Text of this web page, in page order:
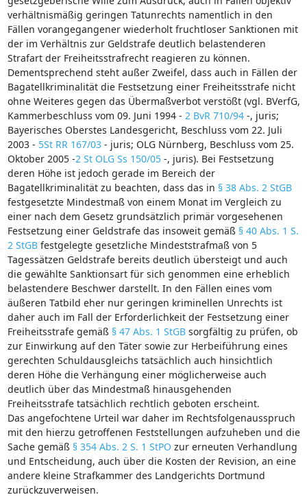
verhältnismäßig geringen Tatunrechts namentlich in den
Fällen vorangegangener wiederholt fruchtloser Sanktionen mit
der im Verhältnis zur Geldstrafe deutlich belastenderen
Strafart der Freiheitsstrafrecht reagieren zu können.
Dementsprechend steht außer Zweifel, dass auch in Fällen der
Bagatellkriminalität die Festsetzung einer Freiheitsstrafe nicht
ohne Weiteres gegen das Übermaßverbot verstößt (vgl. BVerfG,
Kammerbeschluss vom 09. Juni 1994 - 2 BvR 710/94-, juris;
Bayerisches Oberstes Landesgericht, Beschluss vom 22. Juli
2003 - 5St RR 167/03- juris; OLG Nürnberg, Beschluss vom 25.
Oktober 2005 -2 St OLG Ss 150/05-, juris). Bei Festsetzung
deren Höhe ist jedoch gerade im Bereich der
Bagatellkriminalität zu beachten, dass das in § 38 Abs. 2 StGB
festgesetzte Mindestmaß von einem Monat im Vergleich zu
einer nach dem Gesetz grundsätzlich primär vorgesehenen
Festsetzung einer Geldstrafe das insoweit gemäß § 40 Abs. 1 S.
2 StGBfestgelegte gesetzliche Mindeststrafmaß von 5
Tagessätzen Geldstrafe bereits deutlich übersteigt und auch
die gewählte Sanktionsart für sich genommen eine erheblich
belastendere Beschwer darstellt. In den Fällen eines vom
äußeren Tatbild eher nur geringen kriminellen Unrechts ist
daher auch im Fall der Erforderlichkeit der Festsetzung einer
Freiheitsstrafe gemäß § 47 Abs. 1 StGBsorgfältig zu prüfen, ob
zur Einwirkung auf den Täter sowie zur Herbeiführung eines
gerechten Schuldausgleichs tatsächlich auch hinsichtlich
deren Höhe die Verhängung einer möglicherweise auch
deutlich über das Mindestmaß hinausgehenden
Freiheitsstrafe tatsächlich rechtlich geboten erscheint.
Das angefochtene Urteil war daher im Rechtsfolgenausspruch
mit den hierzu getroffenen Feststellungen aufzuheben und die
Sache gemäß § 354 Abs. 2 S. 1 StPO zur erneuten Verhandlung
und Entscheidung, auch über die Kosten der Revision, an eine
andere kleine Strafkammer des Landgerichts Dortmund
zurückzuverweisen.